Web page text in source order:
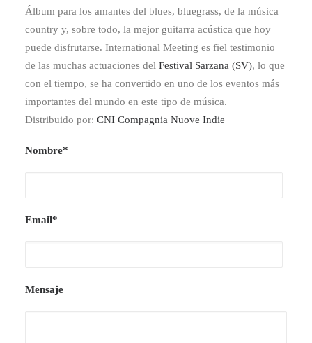
Álbum para los amantes del blues, bluegrass, de la música
country y, sobre todo, la mejor guitarra acústica que hoy
puede disfrutarse. International Meeting es fiel testimonio
de las muchas actuaciones del Festival Sarzana (SV), lo que
con el tiempo, se ha convertido en uno de los eventos más
importantes del mundo en este tipo de música.
Distribuido por: CNI Compagnia Nuove Indie
Nombre*
Email*
Mensaje